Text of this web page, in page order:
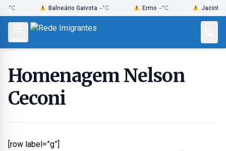
Skip
to
Balneário Gaivota --°C Ermo --°C Jacinto
Homenagem Nelson
Ceconi
[row label=”g”]